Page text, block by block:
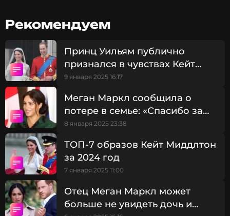
Беглые члены британского королевского
семейства открыли двери своего особняка в
Монтесито стоимостью 29 миллионов долларов
для своих друзей и близких, которые были
вынуждены эвакуироваться из-за
продолжающихся лесных пожаров.
Рекомендуем
Принц Уильям публично
признался в чувствах Кейт
Миддлтон в честь ее 43-летия
9 января 2025 16:17
Меган Маркл сообщила о
потере в семье: «Спасибо за
столько любви»
8 января 2025 23:38
ТОП-7 образов Кейт Миддлтон
за 2024 год
7 января 2025 11:00
Отец Меган Маркл может
больше не увидеть дочь и